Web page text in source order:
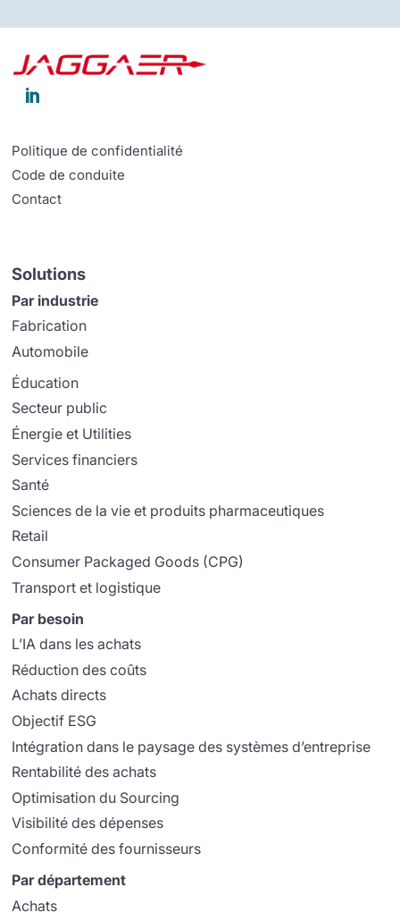

Politique de confidentialité
Code de conduite
Contact
Solutions
Par industrie
Fabrication
Automobile
Éducation
Secteur public
Énergie et Utilities
Services financiers
Santé
Sciences de la vie et produits pharmaceutiques
Retail
Consumer Packaged Goods (CPG)
Transport et logistique
Par besoin
L’IA dans les achats
Réduction des coûts
Achats directs
Objectif ESG
Intégration dans le paysage des systèmes d’entreprise
Rentabilité des achats
Optimisation du Sourcing
Visibilité des dépenses
Conformité des fournisseurs
Par département
Achats